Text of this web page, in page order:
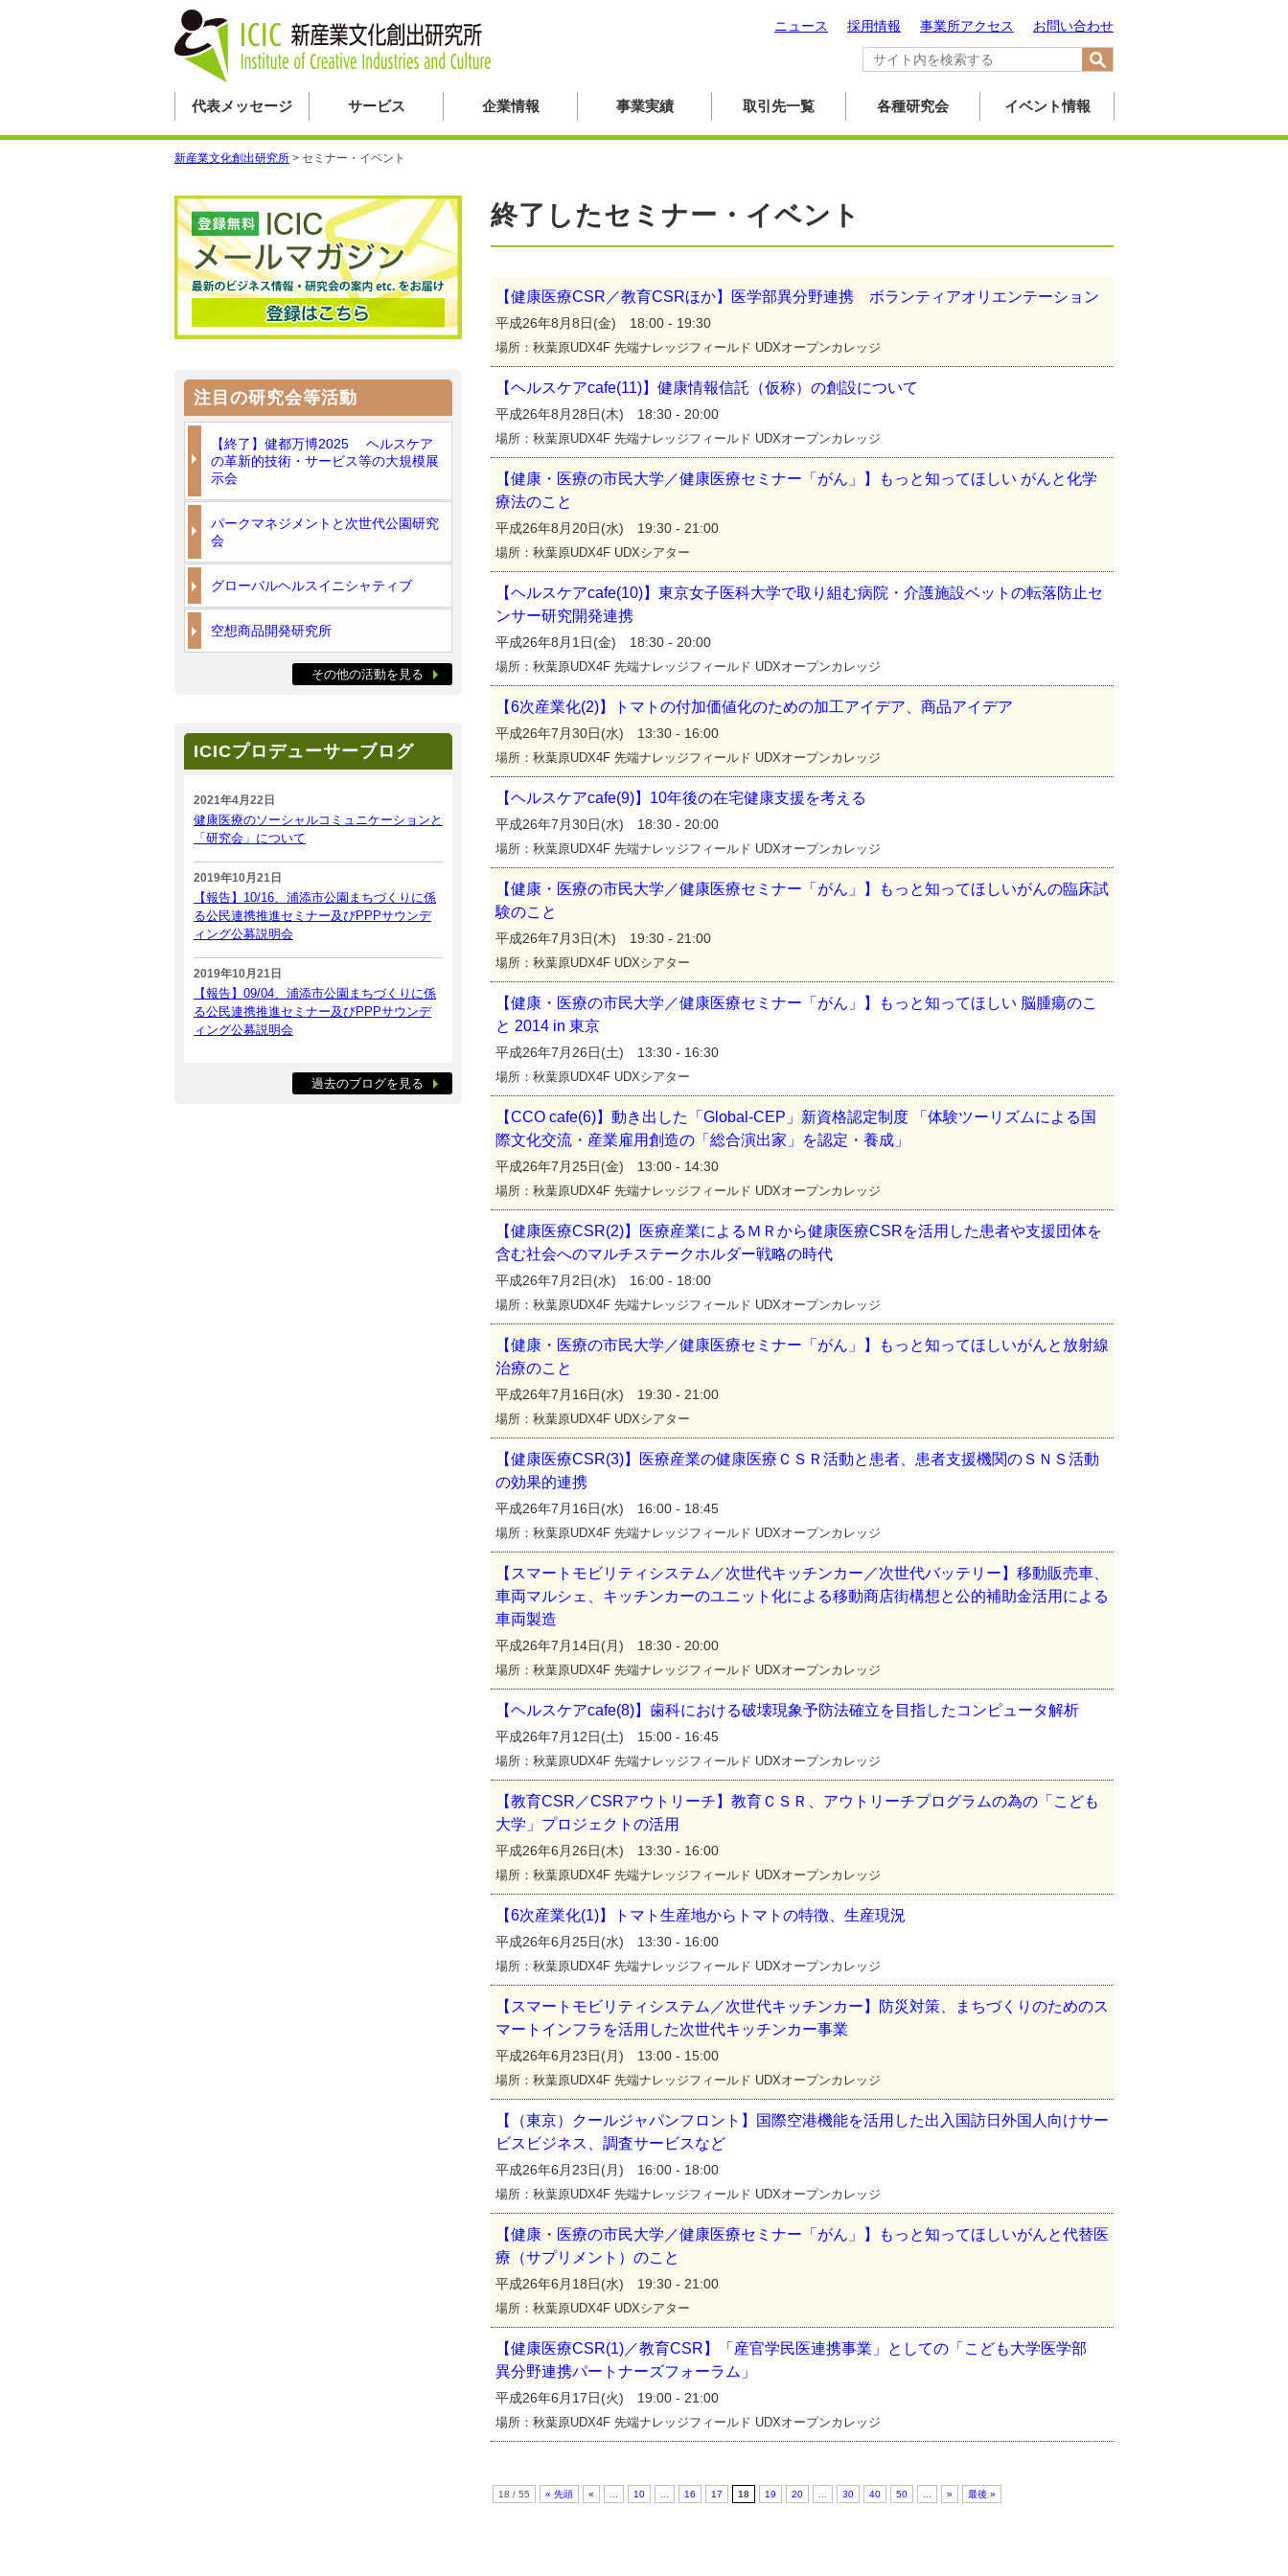
お問い合わせ
事業所アクセス
採用情報
ニュース
代表メッセージ サービス 企業情報 事業実績 取引先一覧 各種研究会 イベント情報
新産業文化創出研究所 > セミナー・イベント
終了したセミナー・イベント
【健康医療CSR／教育CSRほか】医学部異分野連携 ボランティアオリエンテーション
平成26年8月8日(金) 18:00 - 19:30
場所：秋葉原UDX4F 先端ナレッジフィールド UDXオープンカレッジ
【ヘルスケアcafe(11)】健康情報信託（仮称）の創設について
平成26年8月28日(木) 18:30 - 20:00
場所：秋葉原UDX4F 先端ナレッジフィールド UDXオープンカレッジ
【健康・医療の市民大学／健康医療セミナー「がん」】もっと知ってほしい がんと化学
療法のこと
平成26年8月20日(水) 19:30 - 21:00
場所：秋葉原UDX4F UDXシアター
【ヘルスケアcafe(10)】東京女子医科大学で取り組む病院・介護施設ベットの転落防止セ
ンサー研究開発連携
平成26年8月1日(金) 18:30 - 20:00
場所：秋葉原UDX4F 先端ナレッジフィールド UDXオープンカレッジ
【6次産業化(2)】トマトの付加価値化のための加工アイデア、商品アイデア
平成26年7月30日(水) 13:30 - 16:00
場所：秋葉原UDX4F 先端ナレッジフィールド UDXオープンカレッジ
【ヘルスケアcafe(9)】10年後の在宅健康支援を考える
平成26年7月30日(水) 18:30 - 20:00
場所：秋葉原UDX4F 先端ナレッジフィールド UDXオープンカレッジ
【健康・医療の市民大学／健康医療セミナー「がん」】もっと知ってほしいがんの臨床試
験のこと
平成26年7月3日(木) 19:30 - 21:00
場所：秋葉原UDX4F UDXシアター
【健康・医療の市民大学／健康医療セミナー「がん」】もっと知ってほしい 脳腫瘍のこ
と 2014 in 東京
平成26年7月26日(土) 13:30 - 16:30
場所：秋葉原UDX4F UDXシアター
【CCO cafe(6)】動き出した「Global-CEP」新資格認定制度 「体験ツーリズムによる国
際文化交流・産業雇用創造の「総合演出家」を認定・養成」
平成26年7月25日(金) 13:00 - 14:30
場所：秋葉原UDX4F 先端ナレッジフィールド UDXオープンカレッジ
【健康医療CSR(2)】医療産業によるＭＲから健康医療CSRを活用した患者や支援団体を
含む社会へのマルチステークホルダー戦略の時代
平成26年7月2日(水) 16:00 - 18:00
場所：秋葉原UDX4F 先端ナレッジフィールド UDXオープンカレッジ
【健康・医療の市民大学／健康医療セミナー「がん」】もっと知ってほしいがんと放射線
治療のこと
平成26年7月16日(水) 19:30 - 21:00
場所：秋葉原UDX4F UDXシアター
【健康医療CSR(3)】医療産業の健康医療ＣＳＲ活動と患者、患者支援機関のＳＮＳ活動
の効果的連携
平成26年7月16日(水) 16:00 - 18:45
場所：秋葉原UDX4F 先端ナレッジフィールド UDXオープンカレッジ
【スマートモビリティシステム／次世代キッチンカー／次世代バッテリー】移動販売車、
車両マルシェ、キッチンカーのユニット化による移動商店街構想と公的補助金活用による
車両製造
平成26年7月14日(月) 18:30 - 20:00
場所：秋葉原UDX4F 先端ナレッジフィールド UDXオープンカレッジ
【ヘルスケアcafe(8)】歯科における破壊現象予防法確立を目指したコンピュータ解析
平成26年7月12日(土) 15:00 - 16:45
場所：秋葉原UDX4F 先端ナレッジフィールド UDXオープンカレッジ
【教育CSR／CSRアウトリーチ】教育ＣＳＲ、アウトリーチプログラムの為の「こども
大学」プロジェクトの活用
平成26年6月26日(木) 13:30 - 16:00
場所：秋葉原UDX4F 先端ナレッジフィールド UDXオープンカレッジ
【6次産業化(1)】トマト生産地からトマトの特徴、生産現況
平成26年6月25日(水) 13:30 - 16:00
場所：秋葉原UDX4F 先端ナレッジフィールド UDXオープンカレッジ
【スマートモビリティシステム／次世代キッチンカー】防災対策、まちづくりのためのス
マートインフラを活用した次世代キッチンカー事業
平成26年6月23日(月) 13:00 - 15:00
場所：秋葉原UDX4F 先端ナレッジフィールド UDXオープンカレッジ
【（東京）クールジャパンフロント】国際空港機能を活用した出入国訪日外国人向けサー
ビスビジネス、調査サービスなど
平成26年6月23日(月) 16:00 - 18:00
場所：秋葉原UDX4F 先端ナレッジフィールド UDXオープンカレッジ
【健康・医療の市民大学／健康医療セミナー「がん」】もっと知ってほしいがんと代替医
療（サプリメント）のこと
平成26年6月18日(水) 19:30 - 21:00
場所：秋葉原UDX4F UDXシアター
【健康医療CSR(1)／教育CSR】「産官学民医連携事業」としての「こども大学医学部
異分野連携パートナーズフォーラム」
平成26年6月17日(火) 19:00 - 21:00
場所：秋葉原UDX4F 先端ナレッジフィールド UDXオープンカレッジ
18 / 55 « 先頭 « 10 16 17 18 19 20 30 40 50 » 最後 »
注目の研究会等活動
【終了】健都万博2025 ヘルスケア
の革新的技術・サービス等の大規模展
示会
パークマネジメントと次世代公園研究
会
グローバルヘルスイニシャティブ
空想商品開発研究所
その他の活動を見る
ICICプロデューサーブログ
2021年4月22日
健康医療のソーシャルコミュニケーションと
「研究会」について
2019年10月21日
【報告】10/16、浦添市公園まちづくりに係
る公民連携推進セミナー及びPPPサウンデ
ィング公募説明会
2019年10月21日
【報告】09/04、浦添市公園まちづくりに係
る公民連携推進セミナー及びPPPサウンデ
ィング公募説明会
過去のブログを見る